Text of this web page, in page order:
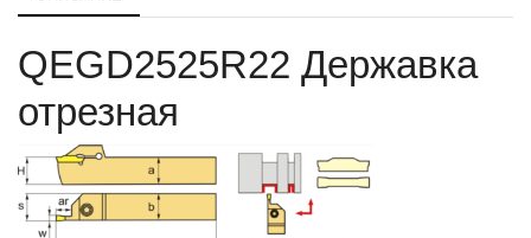
QEGD2525R22 Державка
отрезная